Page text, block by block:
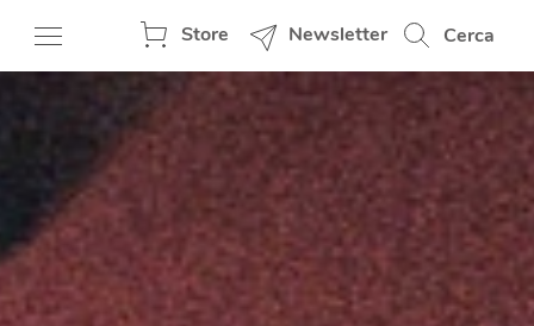
Store Newsletter Cerca